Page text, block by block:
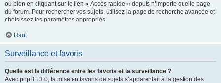
ou bien en cliquant sur le lien « Accès rapide » depuis n’importe quelle page
du forum. Pour rechercher vos sujets, utilisez la page de recherche avancée et
choisissez les paramètres appropriés.
Haut
Surveillance et favoris
Quelle est la différence entre les favoris et la surveillance ?
Avec phpBB 3.0, la mise en favoris de sujets s’apparentait à la gestion des